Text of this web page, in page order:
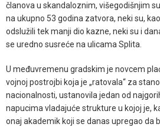
članova u skandaloznim, višegodišnjim
na ukupno 53 godina zatvora, neki su,
odslužili tek manji dio kazne, neki su i
se uredno susreće na ulicama Splita.
U međuvremenu gradskim je novcem
vojnoj postrojbi koja je „ratovala“ za
nacionalnosti, ustanovila jedan od
napucima vladajuće strukture u kojoj je,
onaj akademik koji se danas upregao da